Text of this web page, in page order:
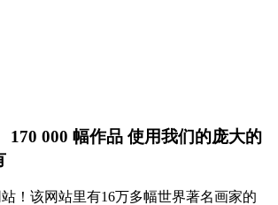
170 000 幅作品 使用我们的庞大的
！该网站里有16万多幅世界著名画家的